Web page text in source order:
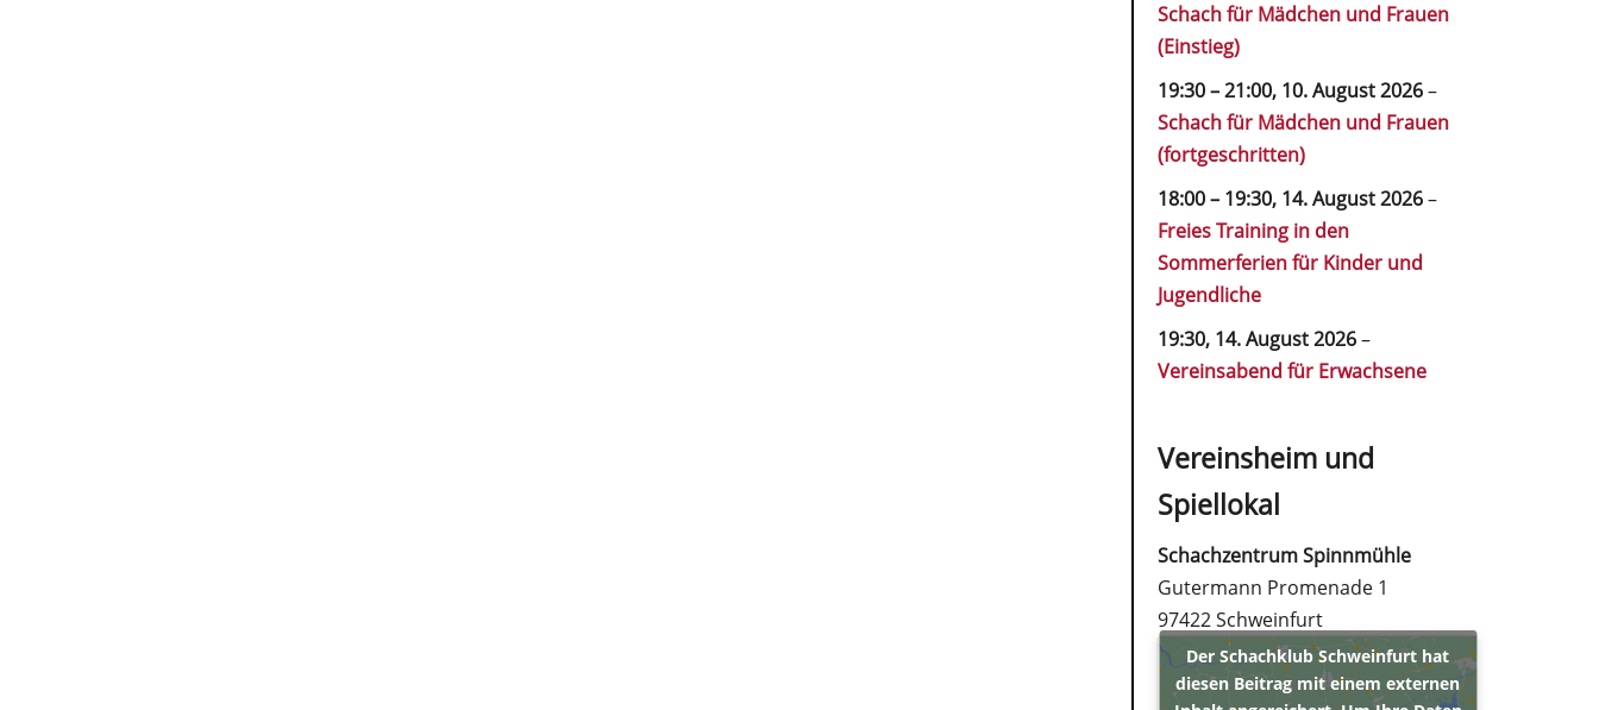
Schach für Mädchen und Frauen
(Einstieg)
19:30–21:00, 10. August 2026–
Schach für Mädchen und Frauen
(fortgeschritten)
18:00– 19:30, 14. August 2026–
Freies Training in den
Sommerferien für Kinder und
Jugendliche
19:30, 14. August 2026–
Vereinsabend für Erwachsene
Vereinsheim und
Spiellokal
Schachzentrum Spinnmühle
Gutermann Promenade 1
97422 Schweinfurt
Der Schachklub Schweinfurt hat
diesen Beitrag mit einem externen